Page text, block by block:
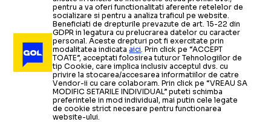
pentru a va oferi functionalitati aferente retelelor de
socializare si pentru a analiza traficul pe website.
Beneficiati de drepturile prevazute de art. 15-22 din
GDPR in legatura cu prelucrarea datelor cu caracter
personal. Aceste drepturi pot fi exercitate prin
modalitatea indicataaici. Prin click pe “ACCEPT
TOATE”, acceptati folosirea tuturor Tehnologiilor de
tip Cookie, care implica inclusiv acceptul dvs. cu
privire la stocarea/accesarea informatiilor de catre
Vendor-ii cu care colaboram. Prin click pe “VREAU SA
MODIFIC SETARILE INDIVIDUAL” puteti schimba
preferintele in mod individual, mai putin cele legate
de cookie strict necesare pentru functionarea
website-ului.